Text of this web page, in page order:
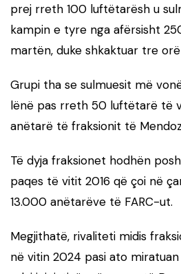
prej rreth 100 luftëtarësh u
kampin e tyre nga afërsisht
martën, duke shkaktuar tre
Grupi tha se sulmuesit më
lënë pas rreth 50 luftëtarë të
anëtarë të fraksionit të
Të dyja fraksionet hodhën
paqes të vitit 2016 që çoi në
13.000 anëtarëve të FARC-ut.
Megjithatë, rivaliteti midis
në vitin 2024 pasi ato